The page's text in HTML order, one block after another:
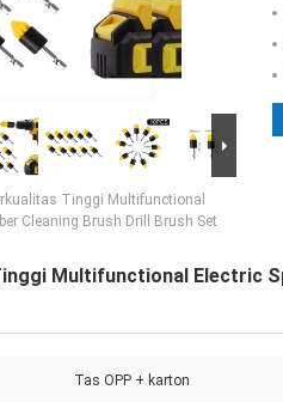
Tinggi Multifunctional
Cleaning Brush Drill Brush Set
Multifunctional Electric
Tas OPP + karton